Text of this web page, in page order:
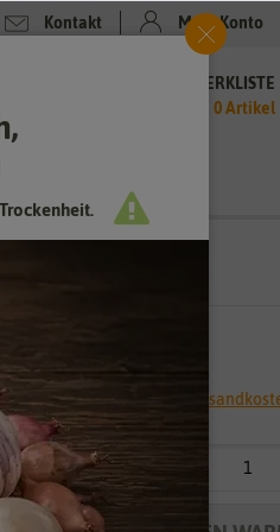
Kontakt Mein Konto
MERKLISTE
0 Artikel
* inkl. 7% MwSt. zzgl.